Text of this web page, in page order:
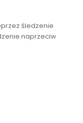
śledzenie
naprzeciw